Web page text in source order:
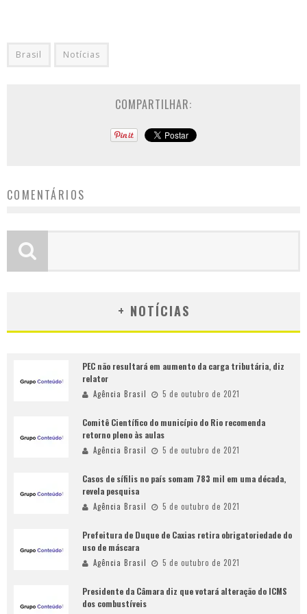
Brasil Notícias
COMPARTILHAR:
COMENTÁRIOS
+ NOTÍCIAS
PEC não resultará em aumento da carga tributária, diz
relator
Agência Brasil 5 de outubro de 2021
Comitê Científico do município do Rio recomenda
retorno pleno às aulas
Agência Brasil 5 de outubro de 2021
Casos de sífilis no país somam 783 mil em uma década,
revela pesquisa
Agência Brasil 5 de outubro de 2021
Prefeitura de Duque de Caxias retira obrigatoriedade do
uso de máscara
Agência Brasil 5 de outubro de 2021
Presidente da Câmara diz que votará alteração do ICMS
dos combustíveis